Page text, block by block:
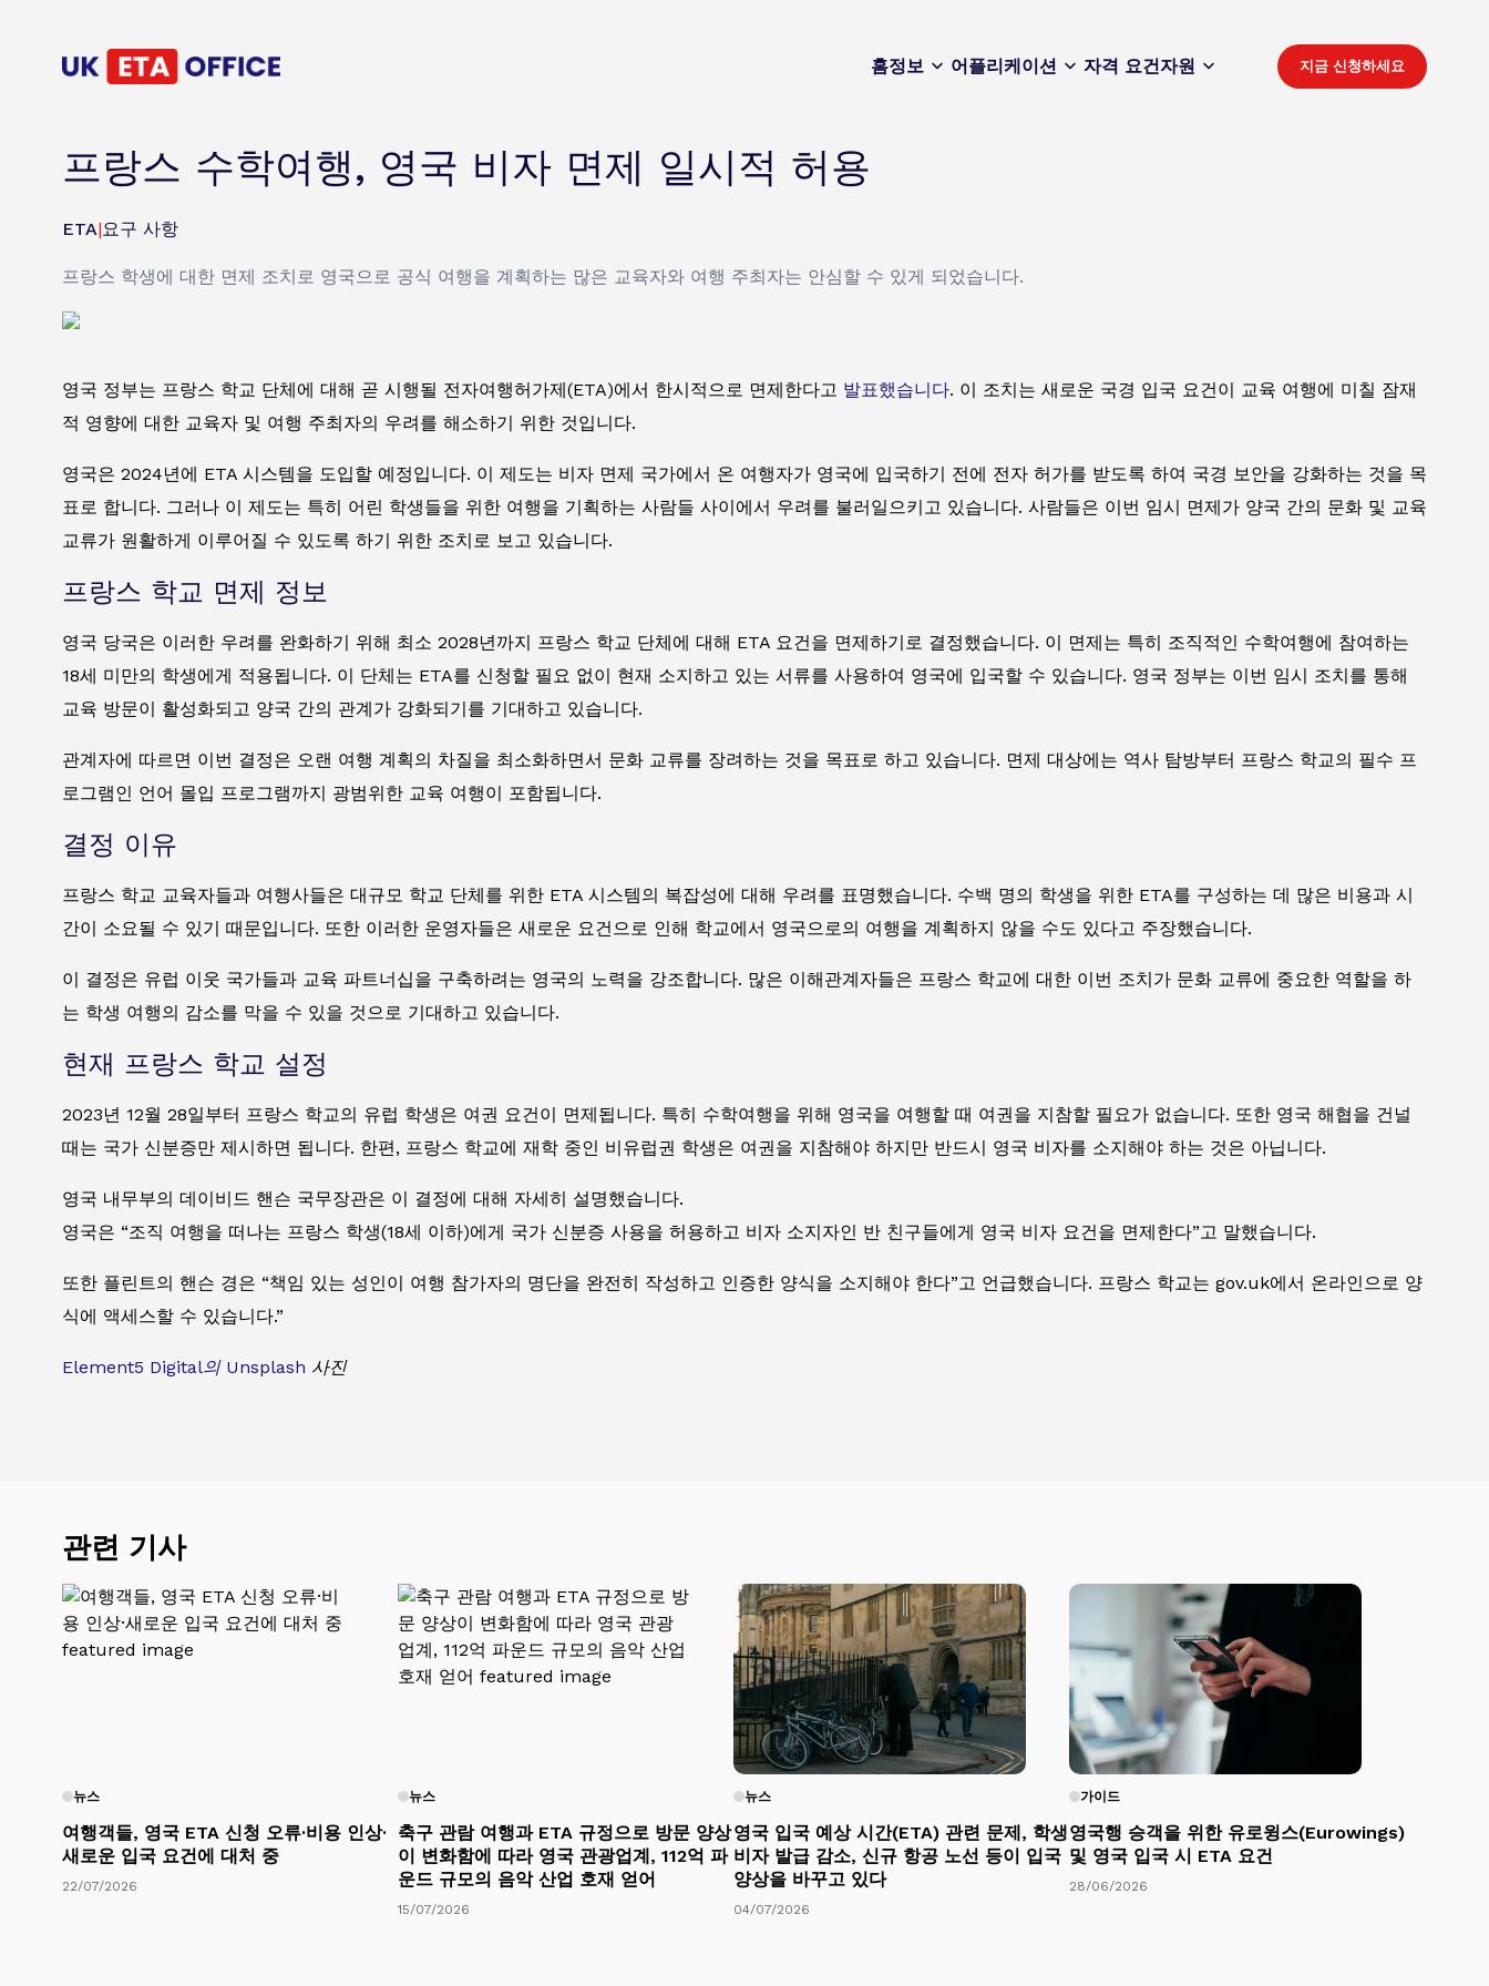
홈정보 어플리케이션 자격 요건자원 지금 신청하세요
프랑스 수학여행, 영국 비자 면제 일시적 허용
ETA|요구 사항
프랑스 학생에 대한 면제 조치로 영국으로 공식 여행을 계획하는 많은 교육자와 여행 주최자는 안심할 수 있게 되었습니다.
영국 정부는 프랑스 학교 단체에 대해 곧 시행될 전자여행허가제(ETA)에서 한시적으로 면제한다고 발표했습니다. 이 조치는 새로운 국경 입국 요건이 교육 여행에 미칠 잠재
적 영향에 대한 교육자 및 여행 주최자의 우려를 해소하기 위한 것입니다.
영국은 2024년에 ETA 시스템을 도입할 예정입니다. 이 제도는 비자 면제 국가에서 온 여행자가 영국에 입국하기 전에 전자 허가를 받도록 하여 국경 보안을 강화하는 것을 목
표로 합니다. 그러나 이 제도는 특히 어린 학생들을 위한 여행을 기획하는 사람들 사이에서 우려를 불러일으키고 있습니다. 사람들은 이번 임시 면제가 양국 간의 문화 및 교육
교류가 원활하게 이루어질 수 있도록 하기 위한 조치로 보고 있습니다.
프랑스 학교 면제 정보
영국 당국은 이러한 우려를 완화하기 위해 최소 2028년까지 프랑스 학교 단체에 대해 ETA 요건을 면제하기로 결정했습니다. 이 면제는 특히 조직적인 수학여행에 참여하는
18세 미만의 학생에게 적용됩니다. 이 단체는 ETA를 신청할 필요 없이 현재 소지하고 있는 서류를 사용하여 영국에 입국할 수 있습니다. 영국 정부는 이번 임시 조치를 통해
교육 방문이 활성화되고 양국 간의 관계가 강화되기를 기대하고 있습니다.
관계자에 따르면 이번 결정은 오랜 여행 계획의 차질을 최소화하면서 문화 교류를 장려하는 것을 목표로 하고 있습니다. 면제 대상에는 역사 탐방부터 프랑스 학교의 필수 프
로그램인 언어 몰입 프로그램까지 광범위한 교육 여행이 포함됩니다.
결정 이유
프랑스 학교 교육자들과 여행사들은 대규모 학교 단체를 위한 ETA 시스템의 복잡성에 대해 우려를 표명했습니다. 수백 명의 학생을 위한 ETA를 구성하는 데 많은 비용과 시
간이 소요될 수 있기 때문입니다. 또한 이러한 운영자들은 새로운 요건으로 인해 학교에서 영국으로의 여행을 계획하지 않을 수도 있다고 주장했습니다.
이 결정은 유럽 이웃 국가들과 교육 파트너십을 구축하려는 영국의 노력을 강조합니다. 많은 이해관계자들은 프랑스 학교에 대한 이번 조치가 문화 교류에 중요한 역할을 하
는 학생 여행의 감소를 막을 수 있을 것으로 기대하고 있습니다.
현재 프랑스 학교 설정
2023년 12월 28일부터 프랑스 학교의 유럽 학생은 여권 요건이 면제됩니다. 특히 수학여행을 위해 영국을 여행할 때 여권을 지참할 필요가 없습니다. 또한 영국 해협을 건널
때는 국가 신분증만 제시하면 됩니다. 한편, 프랑스 학교에 재학 중인 비유럽권 학생은 여권을 지참해야 하지만 반드시 영국 비자를 소지해야 하는 것은 아닙니다.
영국 내무부의 데이비드 핸슨 국무장관은 이 결정에 대해 자세히 설명했습니다.
영국은 “조직 여행을 떠나는 프랑스 학생(18세 이하)에게 국가 신분증 사용을 허용하고 비자 소지자인 반 친구들에게 영국 비자 요건을 면제한다”고 말했습니다.
또한 플린트의 핸슨 경은 “책임 있는 성인이 여행 참가자의 명단을 완전히 작성하고 인증한 양식을 소지해야 한다”고 언급했습니다. 프랑스 학교는 gov.uk에서 온라인으로 양
식에 액세스할 수 있습니다.”
Element5 Digital의 Unsplash 사진
관련 기사
뉴스
여행객들, 영국 ETA 신청 오류·비용 인상·
새로운 입국 요건에 대처 중
22/07/2026
뉴스
축구 관람 여행과 ETA 규정으로 방문 양상
이 변화함에 따라 영국 관광업계, 112억 파
운드 규모의 음악 산업 호재 얻어
15/07/2026
뉴스
영국 입국 예상 시간(ETA) 관련 문제, 학생
비자 발급 감소, 신규 항공 노선 등이 입국
양상을 바꾸고 있다
04/07/2026
가이드
영국행 승객을 위한 유로윙스(Eurowings)
및 영국 입국 시 ETA 요건
28/06/2026